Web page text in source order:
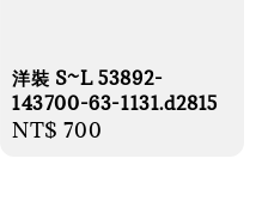
洋裝 S~L 53892-
143700-63-1131.d2815
Regular
NT$ 700